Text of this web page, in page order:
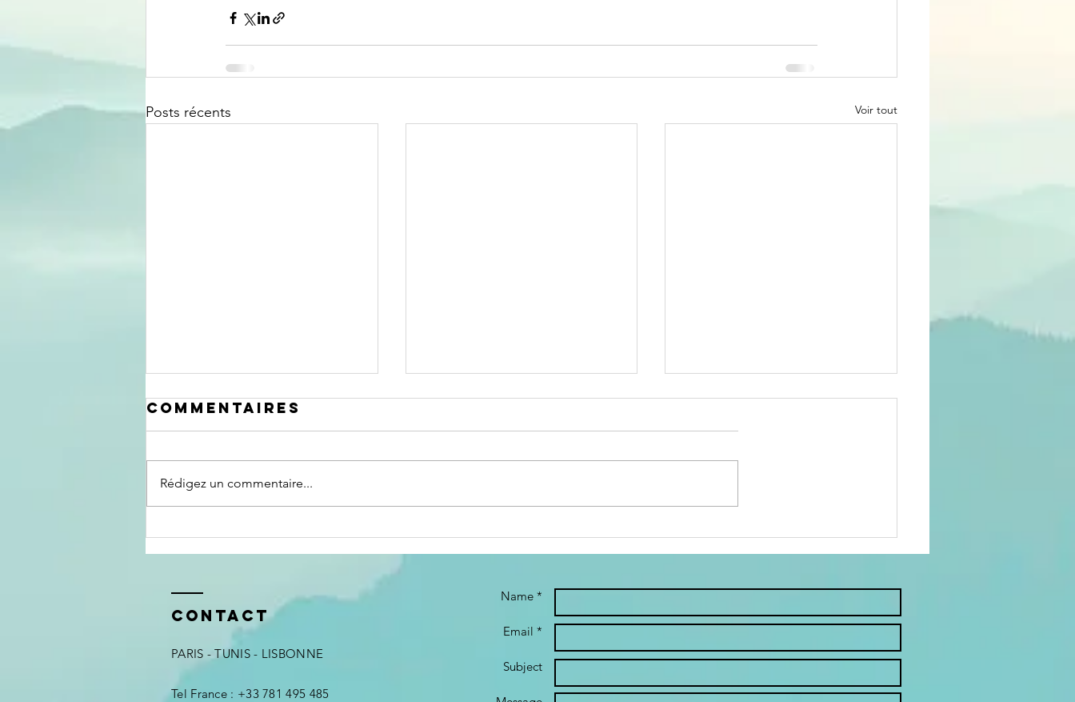
Posts récents Voir tout
Comment
donner un
en management
?
Pourquoi vos
feedbacks en
produisent pas
attendus
Retour des
publications :
informations
pratiques
Commentaires
Rédigez un commentaire...
Contact
PARIS - TUNIS - LISBONNE
Tel France : +33 781 495 485
Name *
Email *
Subject